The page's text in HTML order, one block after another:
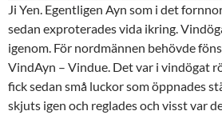
Ji Yen. Egentligen Ayn som i det
sedan exproterades vida ikring.
igenom. För nordmännen behövde
VindAyn – Vindue. Det var i vindögat
fick sedan små luckor som öppnades
skjuts igen och reglades och visst var